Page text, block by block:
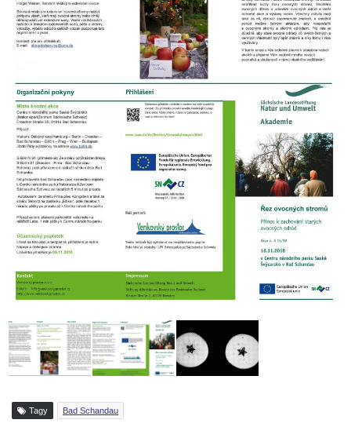
Tagy Bad Schandau